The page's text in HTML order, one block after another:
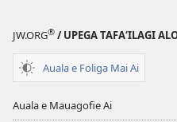
JW.ORG® / UPEGA TAFA‘ILAGI
Auala e Foliga Mai Ai
Auala e Mauagofie Ai